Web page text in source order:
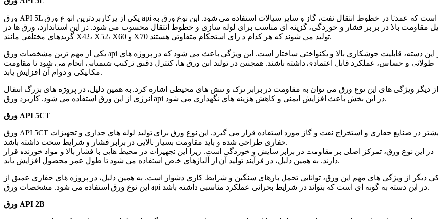
ورق API 5L یکی از پرکاربردترین انواع ورق api است که عمدتا در خطوط انتقال نفت، گاز و سایر سیالات استفاده می شود. این نوع ورق به
مقاومت بالا در برابر فشار و خوردگی، گزینه ای مناسب برای لوله سازی و خطوط انتقال محسوب می شود. در این استاندارد، ورق ها در
گریدهای مختلفی مانند X42، X52، X60 و X70 تولید می شوند که هر کدام دارای استحکام متفاوتی هستند.
یکی از مهم ترین مشخصات ورق api در این دسته، قابلیت جوشکاری بالا و یکنواختی ساختار است. این ویژگی باعث می شود که در پروژه های
طولانی و حساس، عملکرد قابل اعتمادی داشته باشند. همچنین در تولید این ورق ها، کنترل دقیق ترکیب شیمیایی انجام می شود تا مقاومت
مکانیکی و دوام آن افزایش یابد.
از دیگر ویژگی های این نوع ورق می توان به مقاومت در برابر ترک و تنش های محیطی اشاره کرد. به همین دلیل، در پروژه های بزرگ انتقال
انرژی از این ورق استفاده می شود. کاربرد ورق api در این بخش باعث افزایش ایمنی و کاهش هزینه های نگهداری می شود.
ورق API 5CT
ورق API 5CT بیشتر در صنایع حفاری و استخراج نفت و گاز مورد استفاده قرار می گیرد. این نوع ورق برای تولید لوله های جداری و تجهیزات
حفاری طراحی شده و باید مقاومت بسیار بالایی در برابر فشار و شرایط سخت داشته باشد.
در این نوع ورق، تمرکز اصلی بر مقاومت در برابر سایش و خوردگی است. زیرا این تجهیزات در محیط هایی با فشار بالا و مواد خورنده قرار
دارند. به همین دلیل، در فرآیند تولید آن از آلیاژهای خاص استفاده می شود تا طول عمر محصول افزایش یابد.
دیگر از ویژگی های مهم این ورق، توانایی تحمل بارهای سنگین و شرایط کاری دشوار است. به همین دلیل، در پروژه های حفاری عمیق از
این نوع ورق استفاده می شود. مشخصات ورق api در این دسته به گونه ای است که بتواند در شرایط بحرانی عملکرد مناسبی داشته باشد.
ورق API 2B